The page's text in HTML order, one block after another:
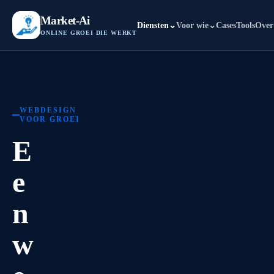
Market-Ai
ONLINE GROEI DIE WERKT
Diensten ⌄Voor wie⌄CasesTools
WEBDESIGN
VOOR GROEI
E
e
n
w